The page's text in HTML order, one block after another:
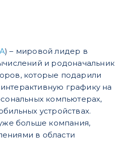
) – мировой лидер в
и родоначальник
которые подарили
графику на
компьютерах,
устройствах.
больше компания,
в области